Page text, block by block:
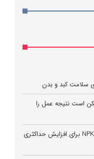
سلامت کبد و بدن
است نتیجه عمل را
راهنمای کامل زمان و نحوه مصرف کود NPK برای افزایش حداکثری